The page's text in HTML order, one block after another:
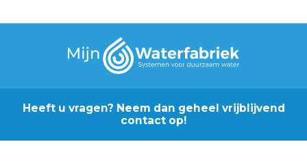
Heeft u vragen? Neem dan geheel vrijblijvend
contact op!